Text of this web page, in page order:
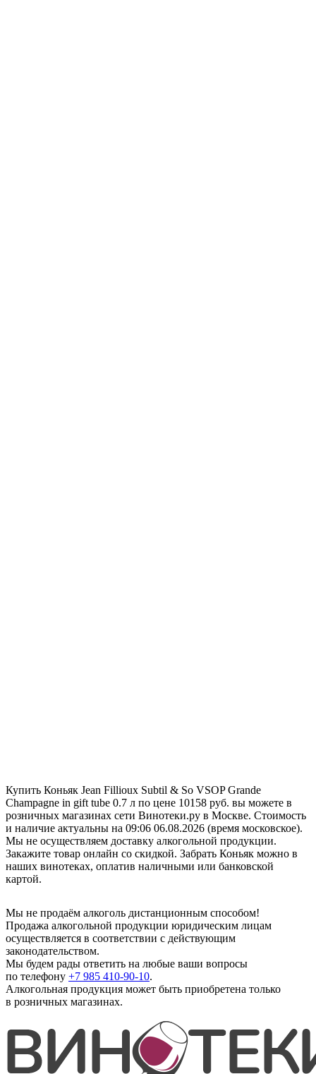
Купить Коньяк Jean Fillioux Subtil & So VSOP Grande
Champagne in gift tube 0.7 л по цене 10158 руб. вы можете в
розничных магазинах сети Винотеки.ру в Москве. Стоимость
и наличие актуальны на 09:06 06.08.2026 (время московское).
Мы не осуществляем доставку алкогольной продукции.
Закажите товар онлайн со скидкой. Забрать Коньяк можно в
наших винотеках, оплатив наличными или банковской
картой.
Мы не продаём алкоголь дистанционным способом!
Продажа алкогольной продукции юридическим лицам
осуществляется в соответствии с действующим
законодательством.
Мы будем рады ответить на любые ваши вопросы
по телефону +7 985 410-90-10.
Алкогольная продукция может быть приобретена только
в розничных магазинах.